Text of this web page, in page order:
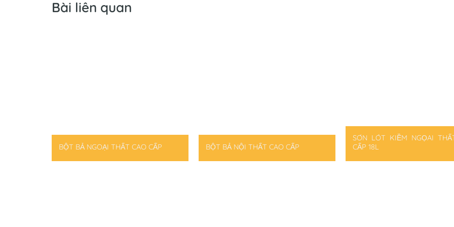
Bài liên quan
BỘT BẢ NGOẠI THẤT CAO CẤP BỘT BẢ NỘI THẤT CAO CẤP
SƠN LÓT KIỀM NGỌAI
CẤP 18L